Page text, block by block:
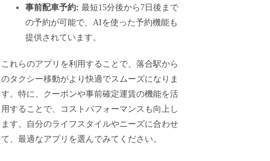
事前配車予約: 最短15分後から7日後まで
の予約が可能で、AIを使った予約機能も
提供されています。
これらのアプリを利用することで、落合駅から
のタクシー移動がより快適でスムーズになりま
す。特に、クーポンや事前確定運賃の機能を活
用することで、コストパフォーマンスも向上し
ます。自分のライフスタイルやニーズに合わせ
て、最適なアプリを選んでみてください。